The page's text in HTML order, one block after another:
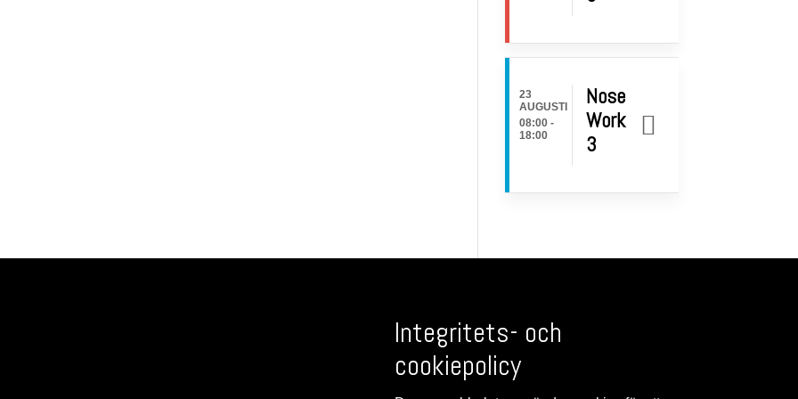
23
AUGUSTI
08:00 -
18:00
Nose
Work
3
Integritets- och
cookiepolicy